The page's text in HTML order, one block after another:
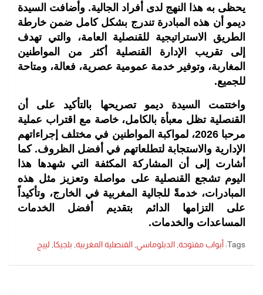
يحظى به هذا النهج لدى أفراد الجالية. وأضافت السيدة
ديمو أن هذه المبادرة تندرج بشكل كامل ضمن خارطة
الطريق الاستراتيجية للقنصلية العامة، والتي تهدف
إلى تقريب الإدارة القنصلية أكثر من المواطنين
المغاربة، وتوفير خدمة عمومية عصرية، فعالة، ومتاحة
للجميع.
واختتمت السيدة ديمو تصريحها بالتأكيد على أن
القنصلية تظل معبأة بالكامل، خاصة مع اقتراب عملية
مرحبا 2026، لمواكبة المواطنين في مختلف إجراءاتهم
الإدارية والاستجابة لتطلعاتهم في أفضل الظروف. كما
أشارت إلى أن المشاركة المكثفة التي شهدها هذا
اليوم تشجع القنصلية على مواصلة وتعزيز مثل هذه
المبادرات، خدمةً للجالية المغربية في الخارج، وتأكيداً
على التزامها الدائم بتقديم أفضل الخدمات
المساعدات والخدمات.
Tags: أبواب مفتوحة, الدبلوماسي, القنصلية المغربية, بلجيكا, لييج